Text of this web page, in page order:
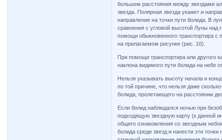
большем расстояния между звездами
звезда. Полярная звезда укажет и
направление на точки пути болида. В
сравнения с угловой высотой Луны над
помощи обыкновенного транспортира с
на прилагаемом рисунке (рис. 10).
При помощи транспортира или другого
наклона видимого пути болида на небе
Нельзя указывать высоту начала и
по той причине, что нельзя даже
болида, пролетающего на расстоянии
Если болид наблюдался ночью при
подходящую звездную карту (к данной
общего ознакомления со звездным
болида среди звезд и нанести эти